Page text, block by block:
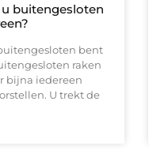
buitengesloten
bent
raken
bijna iedereen
U trekt de